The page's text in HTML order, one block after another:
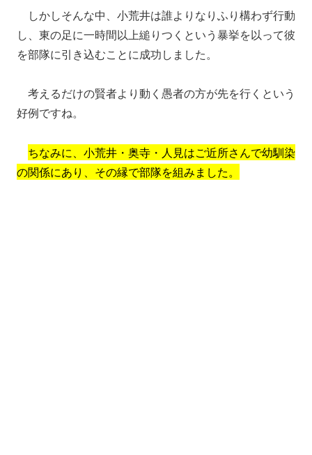
しかしそんな中、小荒井は誰よりなりふり構わず行動
し、東の足に一時間以上縋りつくという暴挙を以って彼
を部隊に引き込むことに成功しました。
考えるだけの賢者より動く愚者の方が先を行くという
好例ですね。
ちなみに、小荒井・奥寺・人見はご近所さんで幼馴染
の関係にあり、その縁で部隊を組みました。